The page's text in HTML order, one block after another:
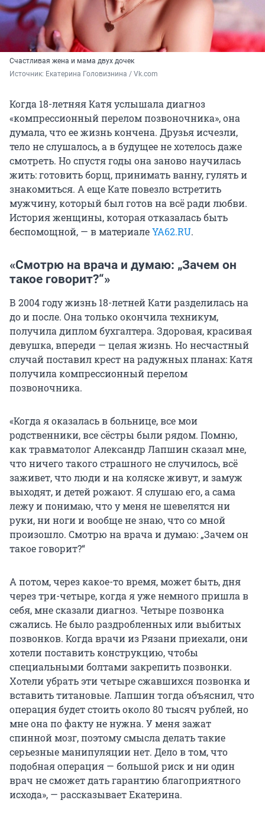
Счастливая жена и мама двух дочек
Источник: Екатерина Головизнина / Vk.com
Когда 18-летняя Катя услышала диагноз
«компрессионный перелом позвоночника», она
думала, что ее жизнь кончена. Друзья исчезли,
тело не слушалось, а в будущее не хотелось даже
смотреть. Но спустя годы она заново научилась
жить: готовить борщ, принимать ванну, гулять и
знакомиться. А еще Кате повезло встретить
мужчину, который был готов на всё ради любви.
История женщины, которая отказалась быть
беспомощной, — в материалеYA62.RU.
«Смотрю на врача и думаю: „Зачем он
такое говорит?“»
В 2004 году жизнь 18-летней Кати разделилась на
до и после. Она только окончила техникум,
получила диплом бухгалтера. Здоровая, красивая
девушка, впереди — целая жизнь. Но несчастный
случай поставил крест на радужных планах: Катя
получила компрессионный перелом
позвоночника.
«Когда я оказалась в больнице, все мои
родственники, все сёстры были рядом. Помню,
как травматолог Александр Лапшин сказал мне,
что ничего такого страшного не случилось, всё
заживет, что люди и на коляске живут, и замуж
выходят, и детей рожают. Я слушаю его, а сама
лежу и понимаю, что у меня не шевелятся ни
руки, ни ноги и вообще не знаю, что со мной
произошло. Смотрю на врача и думаю: „Зачем он
такое говорит?“
А потом, через какое-то время, может быть, дня
через три-четыре, когда я уже немного пришла в
себя, мне сказали диагноз. Четыре позвонка
сжались. Не было раздробленных или выбитых
позвонков. Когда врачи из Рязани приехали, они
хотели поставить конструкцию, чтобы
специальными болтами закрепить позвонки.
Хотели убрать эти четыре сжавшихся позвонка и
вставить титановые. Лапшин тогда объяснил, что
операция будет стоить около 80 тысяч рублей, но
мне она по факту не нужна. У меня зажат
спинной мозг, поэтому смысла делать такие
серьезные манипуляции нет. Дело в том, что
подобная операция — большой риск и ни один
врач не сможет дать гарантию благоприятного
исхода», — рассказывает Екатерина.